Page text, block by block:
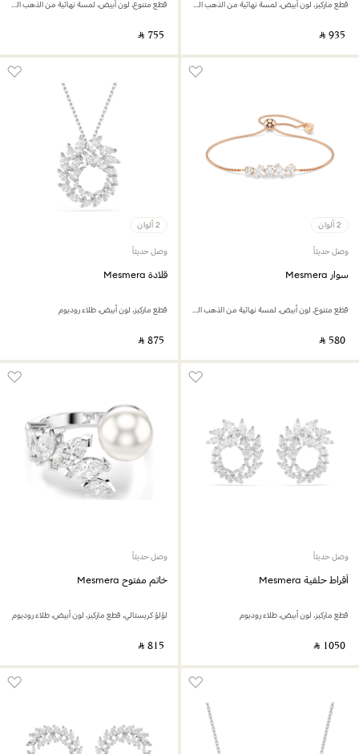
قطع ماركيز، لون أبيض، لمسة نهائية من الذهب الوردي عيار 18 قيراط
‎ ⃁ ⁦935⁩ ‎
قطع متنوع، لون أبيض، لمسة نهائية من الذهب الوردي عيار 18 قيراط
‎ ⃁ ⁦755⁩ ‎
2 ألوان
وصل حديثاً
سوار Mesmera
قطع متنوع، لون أبيض، لمسة نهائية من الذهب الوردي عيار 18 قيراط
‎ ⃁ ⁦580⁩ ‎
2 ألوان
وصل حديثاً
قلادة Mesmera
قطع ماركيز، لون أبيض، طلاء روديوم
‎ ⃁ ⁦875⁩ ‎
وصل حديثاً
أقراط حلقية Mesmera
قطع ماركيز، لون أبيض، طلاء روديوم
‎ ⃁ ⁦1050⁩ ‎
وصل حديثاً
خاتم مفتوح Mesmera
لؤلؤ كريستالي، قطع ماركيز، لون أبيض، طلاء روديوم
‎ ⃁ ⁦815⁩ ‎